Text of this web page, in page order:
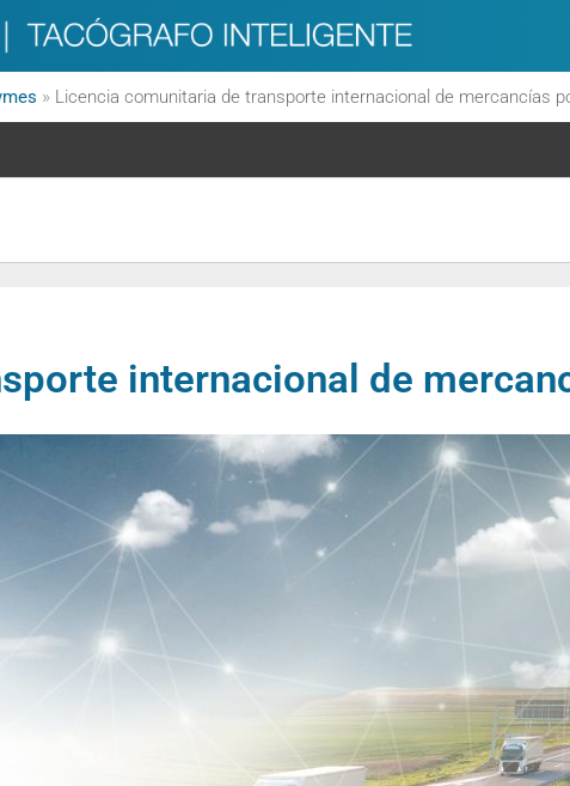
» Licencia comunitaria de transporte internacional de mercancías
internacional de